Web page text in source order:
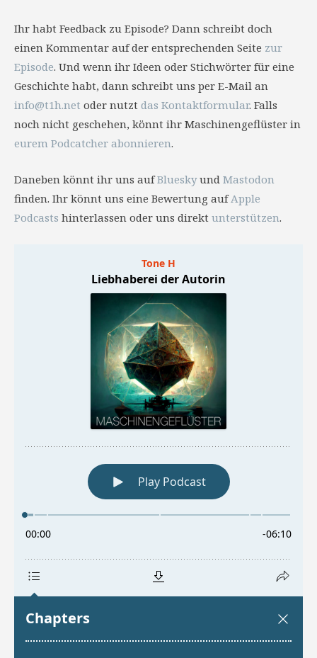
Ihr habt Feedback zu Episode? Dann schreibt doch
einen Kommentar auf der entsprechenden Seite zur
Episode. Und wenn ihr Ideen oder Stichwörter für eine
Geschichte habt, dann schreibt uns per E-Mail an
info@t1h.net oder nutzt das Kontaktformular. Falls
noch nicht geschehen, könnt ihr Maschinengeflüster in
eurem Podcatcher abonnieren.
Daneben könnt ihr uns aufBlueskyund Mastodon
finden. Ihr könnt uns eine Bewertung aufApple
Podcasts hinterlassen oder uns direkt unterstützen.